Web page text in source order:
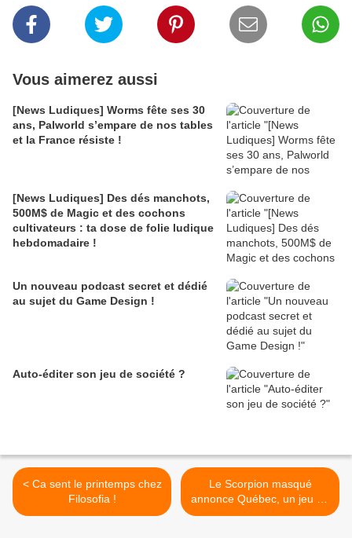
Vous aimerez aussi
[News Ludiques] Worms fête ses 30
ans, Palworld s’empare de nos tables
et la France résiste !
[News Ludiques] Des dés manchots,
500M$ de Magic et des cochons
cultivateurs : ta dose de folie ludique
hebdomadaire !
Un nouveau podcast secret et dédié
au sujet du Game Design !
Auto-éditer son jeu de société ?
< Ca sent le printemps chez
Filosofia !
Le Scorpion masqué
annonce Québec, un jeu de
stratégie historique! >